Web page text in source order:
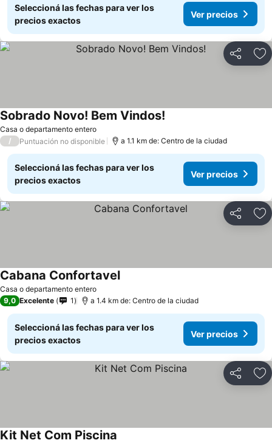
Seleccioná las fechas para ver los
precios exactos
Ver precios
Compartir
Casa o departamento entero
Sobrado Novo! Bem Vindos!
/ Puntuación no disponible a 1.1 km de: Centro de la ciudad
Seleccioná las fechas para ver los
precios exactos
Ver precios
Compartir
Casa o departamento entero
Cabana Confortavel
9,0 Excelente 1 a 1.4 km de: Centro de la ciudad
Seleccioná las fechas para ver los
precios exactos
Ver precios
Compartir
Kit Net Com Piscina